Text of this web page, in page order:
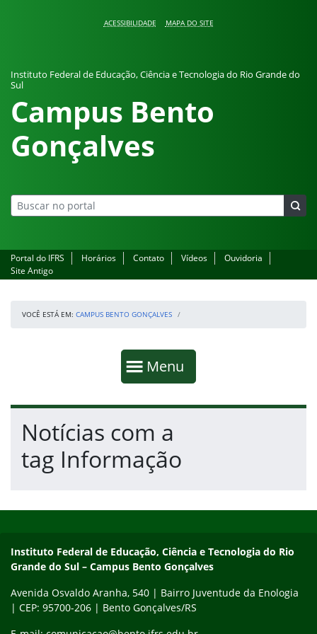
ACESSIBILIDADE MAPA DO SITE
Instituto Federal de Educação, Ciência e Tecnologia do Rio Grande do
Sul
Campus Bento
Gonçalves
Portal do IFRS Horários Contato Vídeos
Ouvidoria
Site Antigo
VOCÊ ESTÁ EM: CAMPUS BENTO GONÇALVES
Mostrar
Menu
Fim da navegação
Início do conteúdo
Notícias com a
tag Informação
Contato
Instituto Federal de Educação, Ciência e Tecnologia do Rio
Grande do Sul – Campus Bento Gonçalves
Avenida Osvaldo Aranha, 540 | Bairro Juventude da Enologia
| CEP: 95700-206 | Bento Gonçalves/RS